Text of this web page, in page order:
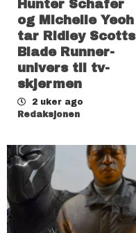
Hunter Schafer
og Michelle Yeoh
tar Ridley Scotts
Blade Runner-
univers til tv-
skjermen
2 uker ago
Redaksjonen